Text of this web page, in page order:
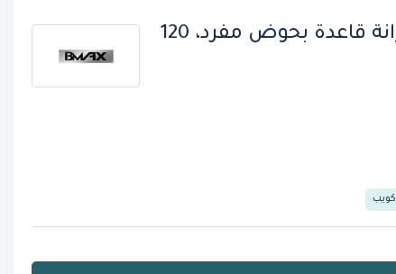
بيماكس WES2030، خزانة قاعدة بحوض مفرد، 120